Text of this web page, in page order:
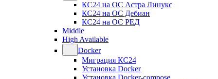
КС24 на ОС Астра Линукс
КС24 на ОС Дебиан
КС24 на ОС РЕД
Middle
High Available
Docker
Миграция КС24
Установка Docker
Установка Docker-compose